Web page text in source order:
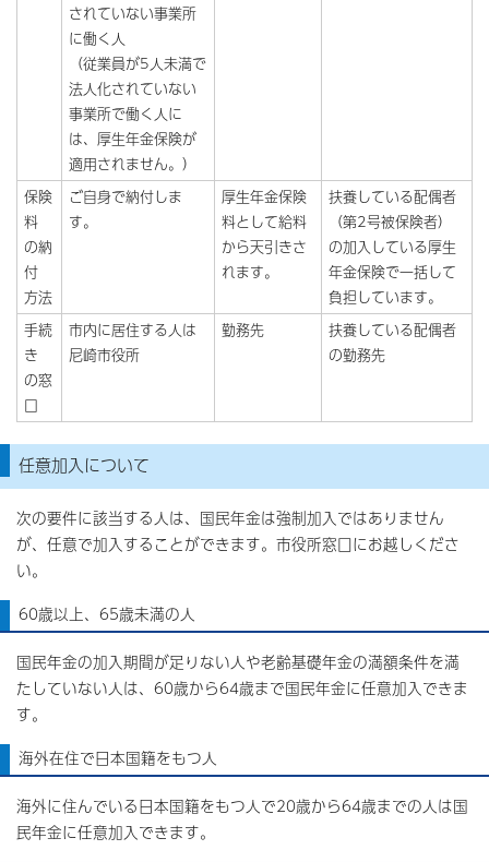
されていない事業所
に働く人
（従業員が5人未満で
法人化されていない
事業所で働く人に
は、厚生年金保険が
適用されません。）
保険
料
の納
付
方法
ご自身で納付しま
す。
厚生年金保険
料として給料
から天引きさ
れます。
扶養している配偶者
（第2号被保険者）
の加入している厚生
年金保険で一括して
負担しています。
手続
き
の窓
口
市内に居住する人は
尼崎市役所
勤務先
扶養している配偶者
の勤務先
任意加入について
次の要件に該当する人は、国民年金は強制加入ではありません
が、任意で加入することができます。市役所窓口にお越しくださ
い。
60歳以上、65歳未満の人
国民年金の加入期間が足りない人や老齢基礎年金の満額条件を満
たしていない人は、60歳から64歳まで国民年金に任意加入できま
す。
海外在住で日本国籍をもつ人
海外に住んでいる日本国籍をもつ人で20歳から64歳までの人は国
民年金に任意加入できます。